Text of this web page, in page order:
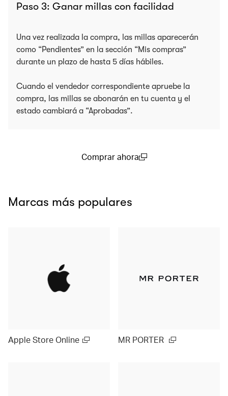
Paso 3: Ganar millas con facilidad
Una vez realizada la compra, las millas aparecerán
como “Pendientes” en la sección “Mis compras”
durante un plazo de hasta 5 días hábiles.
Cuando el vendedor correspondiente apruebe la
compra, las millas se abonarán en tu cuenta y el
estado cambiará a “Aprobadas”.
Comprar ahora
Marcas más populares
Apple Store Online MR PORTER